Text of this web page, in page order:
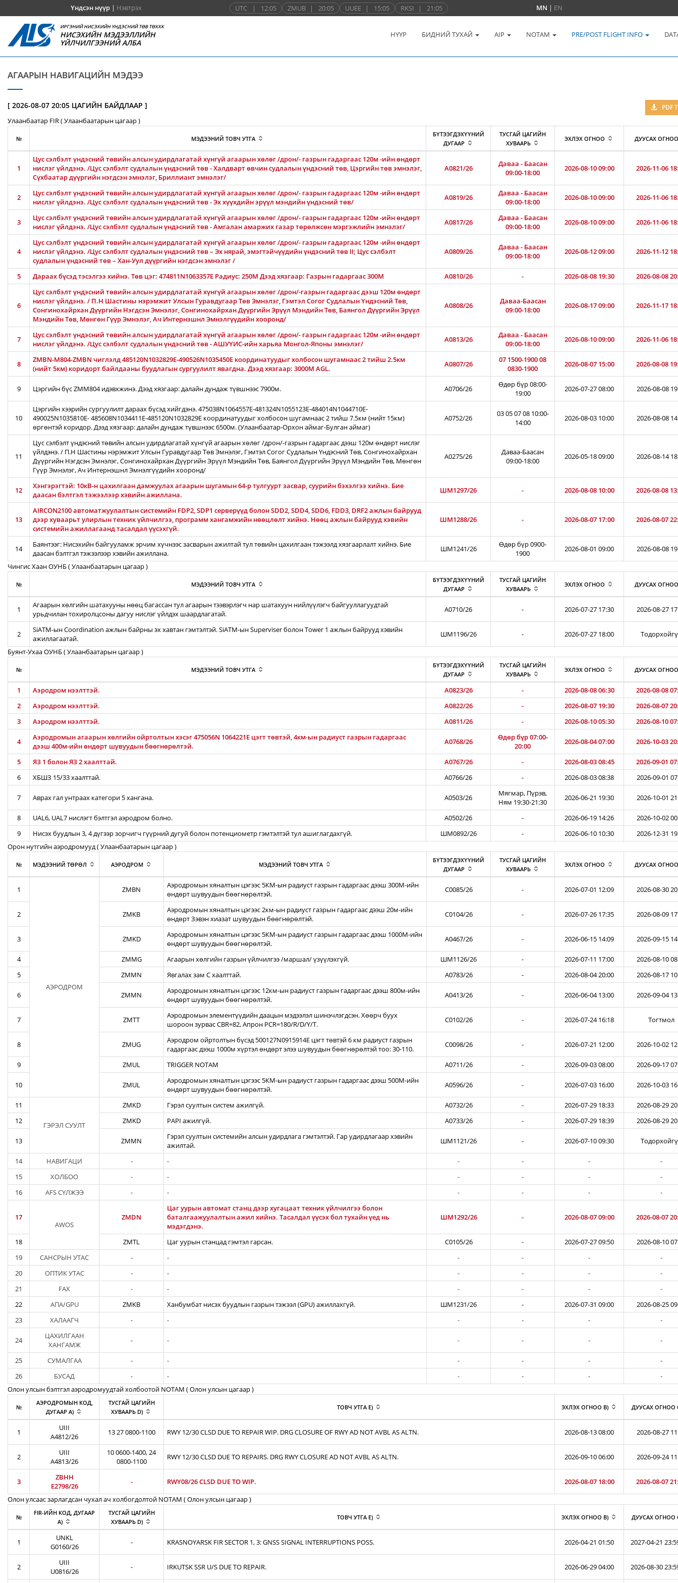
Үндсэн нүүр| Нэвтрэх UTC | 12:05 ZMUB | 20:05 UUEE | 15:05 RKSI | 21:05 MN | EN
ИРГЭНИЙ НИСЭХИЙН ҮНДЭСНИЙ ТӨВ ТӨХХК
НИСЭХИЙН МЭДЭЭЛЛИЙН
ҮЙЛЧИЛГЭЭНИЙ АЛБА
НҮҮР БИДНИЙ ТУХАЙ AIP NOTAM PRE/POST FLIGHT INFO
АГААРЫН НАВИГАЦИЙН МЭДЭЭ
[ 2026-08-07 20:05 ЦАГИЙН БАЙДЛААР ] PDF
Улаанбаатар FIR ( Улаанбаатарын цагаар )
№ МЭДЭЭНИЙ ТОВЧ УТГА
БҮТЭЭГДЭХҮҮНИЙ
ДУГААР
ТУСГАЙ ЦАГИЙН
ХУВААРЬ
ЭХЛЭХ ОГНОО ДУУСАХ ОГНОО
1
Цус сэлбэлт үндэсний төвийн алсын удирдлагатай хүнгүй агаарын хөлөг /дрон/- газрын гадаргаас 120м -ийн өндөрт
нислэг үйлдэнэ. /Цус сэлбэлт судлалын үндэсний төв - Халдварт өвчин судлалын үндэсний төв, Цэргийн төв эмнэлэг,
Сүхбаатар дүүргийн нэгдсэн эмнэлэг, Бриллиант эмнэлэг/
A0821/26
Даваа - Баасан
09:00-18:00
2026-08-10 09:00 2026-11-06
2
Цус сэлбэлт үндэсний төвийн алсын удирдлагатай хүнгүй агаарын хөлөг /дрон/- газрын гадаргаас 120м -ийн өндөрт
нислэг үйлдэнэ. /Цус сэлбэлт судлалын үндэсний төв - Эх хүүхдийн эрүүл мэндийн үндэсний төв/
A0819/26
Даваа - Баасан
09:00-18:00
2026-08-10 09:00 2026-11-06
3
Цус сэлбэлт үндэсний төвийн алсын удирдлагатай хүнгүй агаарын хөлөг /дрон/- газрын гадаргаас 120м -ийн өндөрт
нислэг үйлдэнэ. /Цус сэлбэлт судлалын үндэсний төв - Амгалан амаржих газар төрөлжсөн мэргэжлийн эмнэлэг/
A0817/26
Даваа - Баасан
09:00-18:00
2026-08-10 09:00 2026-11-06
4
Цус сэлбэлт үндэсний төвийн алсын удирдлагатай хүнгүй агаарын хөлөг /дрон/- газрын гадаргаас 120м -ийн өндөрт
нислэг үйлдэнэ. /Цус сэлбэлт судлалын үндэсний төв – Эх нярай, эмэгтэйчүүдийн үндэсний төв II; Цус сэлбэлт
судлалын үндэсний төв – Хан-Уул дүүргийн нэгдсэн эмнэлэг /
A0809/26
Даваа - Баасан
09:00-18:00
2026-08-12 09:00 2026-11-12
5 Дараах бүсэд тэсэлгээ хийнэ. Төв цэг: 474811N1063357E Радиус: 250М Дээд хязгаар: Газрын гадаргаас 300M A0810/26 - 2026-08-08 19:30 2026-08-08
6
Цус сэлбэлт үндэсний төвийн алсын удирдлагатай хүнгүй агаарын хөлөг /дрон/-газрын гадаргаас дээш 120м өндөрт
нислэг үйлдэнэ. / П.Н Шастины нэрэмжит Улсын Гуравдугаар Төв Эмнэлэг, Гэмтэл Согог Судлалын Үндэсний Төв,
Сонгинохайрхан Дүүргийн Нэгдсэн Эмнэлэг, Сонгинохайрхан Дүүргийн Эрүүл Мэндийн Төв, Баянгол Дүүргийн Эрүүл
Мэндийн Төв, Мөнгөн Гүүр Эмнэлэг, Ач Интернэшнл Эмнэлгүүдийн хооронд/
A0808/26
Даваа-Баасан
09:00-18:00
2026-08-17 09:00 2026-11-17
7
Цус сэлбэлт үндэсний төвийн алсын удирдлагатай хүнгүй агаарын хөлөг /дрон/- газрын гадаргаас 120м -ийн өндөрт
нислэг үйлдэнэ. /Цус сэлбэлт судлалын үндэсний төв - АШУҮИС-ийн харьяа Монгол-Японы эмнэлэг/
A0813/26
Даваа - Баасан
09:00-18:00
2026-08-10 09:00 2026-11-06
8
ZMBN-M804-ZMBN чиглэлд 485120N1032829E-490526N1035450E координатуудыг холбосон шугамнаас 2 тийш 2.5км
(нийт 5км) коридорт байлдааны буудлагын сургуулилт явагдна. Дээд хязгаар: 3000М AGL.
A0807/26
07 1500-1900 08
0830-1900
2026-08-07 15:00 2026-08-08
9 Цэргийн бүс ZMM804 идэвхжинэ. Дээд хязгаар: далайн дундаж түвшнээс 7900м. A0706/26
Өдөр бүр 08:00-
19:00
2026-07-27 08:00 2026-08-08
10
Цэргийн хээрийн сургуулилт дараах бүсэд хийгдэнэ. 475038N1064557E-481324N1055123E-484014N1044710E-
490025N1035810E- 485608N1034411E-485120N1032829E координатуудыг холбосон шугамнаас 2 тийш 7.5км (нийт 15км)
өргөнтэй коридор. Дээд хязгаар: далайн дундаж түвшнээс 6500м. (Улаанбаатар-Орхон аймаг-Булган аймаг)
A0752/26
03 05 07 08 10:00-
14:00
2026-08-03 10:00 2026-08-08
11
Цус сэлбэлт үндэсний төвийн алсын удирдлагатай хүнгүй агаарын хөлөг /дрон/-газрын гадаргаас дээш 120м өндөрт нислэг
үйлдэнэ. / П.Н Шастины нэрэмжит Улсын Гуравдугаар Төв Эмнэлэг, Гэмтэл Согог Судлалын Үндэсний Төв, Сонгинохайрхан
Дүүргийн Нэгдсэн Эмнэлэг, Сонгинохайрхан Дүүргийн Эрүүл Мэндийн Төв, Баянгол Дүүргийн Эрүүл Мэндийн Төв, Мөнгөн
Гүүр Эмнэлэг, Ач Интернэшнл Эмнэлгүүдийн хооронд/
A0275/26
Даваа-Баасан
09:00-18:00
2026-05-18 09:00 2026-08-14
12
Хэнгэрэгтэй: 10кВ-н цахилгаан дамжуулах агаарын шугамын 64-р тулгуурт засвар, суурийн бэхэлгээ хийнэ. Бие
даасан бэлтгэл тэжээлээр хэвийн ажиллана.
ШМ1297/26 - 2026-08-08 10:00 2026-08-08
13
AIRCON2100 автоматжуулалтын системийн FDP2, SDP1 серверүүд болон SDD2, SDD4, SDD6, FDD3, DRF2 ажлын байрууд
дээр хуваарьт улирлын техник үйлчилгээ, программ хангамжийн нөөцлөлт хийнэ. Нөөц ажлын байрууд хэвийн
системийн ажиллагаанд тасалдал үүсэхгүй.
ШМ1288/26 - 2026-08-07 17:00 2026-08-07
14
Баянтээг: Нисэхийн байгууламж эрчим хүчнээс засварын ажилтай тул төвийн цахилгаан тэжээлд хязгаарлалт хийнэ. Бие
даасан бэлтгэл тэжээлээр хэвийн ажиллана.
ШМ1241/26
Өдөр бүр 0900-
1900
2026-08-01 09:00
2026-08-08
Чингис Хаан ОУНБ ( Улаанбаатарын цагаар )
№ МЭДЭЭНИЙ ТОВЧ УТГА
БҮТЭЭГДЭХҮҮНИЙ
ДУГААР
ТУСГАЙ ЦАГИЙН
ХУВААРЬ
ЭХЛЭХ ОГНОО ДУУСАХ ОГНОО
1
Агаарын хөлгийн шатахууны нөөц багассан тул агаарын тээвэрлэгч нар шатахуун нийлүүлэгч байгууллагуудтай
урьдчилан тохиролцсоны дагуу нислэг үйлдэх шаардлагатай.
A0710/26 - 2026-07-27 17:30 2026-08-27
2
SiATM-ын Coordination ажлын байрны эх хавтан гэмтэлтэй. SiATM-ын Superviser болон Tower 1 ажлын байрууд хэвийн
ажиллагаатай.
ШМ1196/26 - 2026-07-27 18:00
Буянт-Ухаа ОУНБ ( Улаанбаатарын цагаар )
№ МЭДЭЭНИЙ ТОВЧ УТГА
БҮТЭЭГДЭХҮҮНИЙ
ДУГААР
ТУСГАЙ ЦАГИЙН
ХУВААРЬ
ЭХЛЭХ ОГНОО ДУУСАХ ОГНОО
1 Аэродром нээлттэй. A0823/26 - 2026-08-08 06:30
2026-08-08
2
Аэродром нээлттэй. A0822/26 - 2026-08-07 19:30
2026-08-07
3
Аэродром нээлттэй. A0811/26 - 2026-08-10 05:30 2026-08-10
4
Аэродромын агаарын хөлгийн ойртолтын хэсэг 475056N 1064221E цэгт төвтэй, 4км-ын радиуст газрын гадаргаас
дээш 400м-ийн өндөрт шувуудын бөөгнөрөлтэй.
A0768/26
Өдөр бүр 07:00-
20:00
2026-08-04 07:00 2026-10-03
5 ЯЗ 1 болон ЯЗ 2 хаалттай. A0767/26 - 2026-08-03 08:45
2026-09-01
6
ХБШЗ 15/33 хаалттай. A0766/26 - 2026-08-03 08:38 2026-09-01
7 Аврах гал унтраах категори 5 хангана. A0503/26
Мягмар, Пүрэв,
Ням 19:30-21:30
2026-06-21 19:30 2026-10-01
8 UAL6, UAL7 нислэгт бэлтгэл аэродром болно. A0502/26 - 2026-06-19 14:26
2026-10-02
9
Нисэх буудлын 3, 4 дүгээр зорчигч гүүрний дугуй болон потенциометр гэмтэлтэй тул ашиглагдахгүй. ШМ0892/26 - 2026-06-10 10:30
2026-12-31
Орон нутгийн аэродромууд ( Улаанбаатарын цагаар )
№ МЭДЭЭНИЙ ТӨРӨЛ АЭРОДРОМ МЭДЭЭНИЙ ТОВЧ УТГА
БҮТЭЭГДЭХҮҮНИЙ
ДУГААР
ТУСГАЙ ЦАГИЙН
ХУВААРЬ
ЭХЛЭХ ОГНОО ДУУСАХ ОГНОО
1
АЭРОДРОМ
ZMBN
Аэродромын хяналтын цэгээс 5КМ-ын радиуст газрын гадаргаас дээш 300М-ийн
өндөрт шувуудын бөөгнөрөлтэй.
C0085/26 - 2026-07-01 12:09 2026-08-30
2 ZMKB
Аэродромын хяналтын цэгээс 2км-ын радиуст газрын гадаргаас дээш 20м-ийн
өндөрт Зэвэн хиазат шувуудын бөөгнөрөлтэй.
C0104/26 - 2026-07-26 17:35 2026-08-09
3 ZMKD
Аэродромын хяналтын цэгээс 5КМ-ын радиуст газрын гадаргаас дээш 1000М-ийн
өндөрт шувуудын бөөгнөрөлтэй.
A0467/26 - 2026-06-15 14:09 2026-09-15
4 ZMMG Агаарын хөлгийн газрын үйлчилгээ /маршал/ үзүүлэхгүй. ШМ1126/26 - 2026-07-11 17:00
2026-08-10
5
ZMMN Явгалах зам С хаалттай. A0783/26 - 2026-08-04 20:00 2026-08-17
6 ZMMN
Аэродромын хяналтын цэгээс 12км-ын радиуст газрын гадаргаас дээш 800м-ийн
өндөрт шувуудын бөөгнөрөлтэй.
A0413/26 - 2026-06-04 13:00 2026-09-04
7 ZMTT
Аэродромын элементүүдийн даацын мэдээлэл шинэчлэгдсэн. Хөөрч буух
шороон зурвас CBR=82, Апрон PCR=180/R/D/Y/T.
C0102/26 - 2026-07-24 16:18 Тогтмол
8 ZMUG
Аэродром ойртолтын бүсэд 500127N0915914E цэгт төвтэй 6 км радиуст газрын
гадаргаас дээш 1000м хүртэл өндөрт элээ шувуудын бөөгнөрөлтэй тоо: 30-110.
C0098/26 - 2026-07-21 12:00 2026-10-02
9 ZMUL TRIGGER NOTAM A0711/26 - 2026-09-03 08:00 2026-09-17
10 ZMUL
Аэродромын хяналтын цэгээс 5КМ-ын радиуст газрын гадаргаас дээш 500М-ийн
өндөрт шувуудын бөөгнөрөлтэй.
A0596/26 - 2026-07-03 16:00 2026-10-03
11
ГЭРЭЛ СУУЛТ
ZMKD Гэрэл суултын систем ажилгүй. A0732/26 - 2026-07-29 18:33
2026-08-29
12
ZMKD PAPI ажилгүй. A0733/26 - 2026-07-29 18:39 2026-08-29
13 ZMMN
Гэрэл суултын системийн алсын удирдлага гэмтэлтэй. Гар удирдлагаар хэвийн
ажилтай.
ШМ1121/26 - 2026-07-10 09:30
14 НАВИГАЦИ - - - - -
-
15
ХОЛБОО - - - - -
-
16
AFS СҮЛЖЭЭ - - - - - -
17
AWOS
ZMDN
Цаг уурын автомат станц дээр хугацаат техник үйлчилгээ болон
баталгаажуулалтын ажил хийнэ. Тасалдал үүсэх бол тухайн үед нь
мэдэгдэнэ.
ШМ1292/26 - 2026-08-07 09:00 2026-08-07
18 ZMTL Цаг уурын станцад гэмтэл гарсан. C0105/26 - 2026-07-27 09:50
2026-08-10
19
САНСРЫН УТАС - - - - -
-
20
ОПТИК УТАС - - - - -
-
21
FAX - - - - -
-
22
АПА/GPU ZMKB Ханбумбат нисэх буудлын газрын тэжээл (GPU) ажиллахгүй. ШМ1231/26 - 2026-07-31 09:00
2026-08-25
23
ХАЛААГЧ - - - - - -
24
ЦАХИЛГААН
ХАНГАМЖ
- - - - - -
25 СУМАЛГАА - - - - -
-
26
БУСАД - - - - -
-
Олон улсын бэлтгэл аэродромуудтай холбоотой NOTAM ( Oлон улсын цагаар )
№
АЭРОДРОМЫН КОД,
ДУГААР A)
ТУСГАЙ ЦАГИЙН
ХУВААРЬ D)
ТОВЧ УТГА E) ЭХЛЭХ ОГНОО B) ДУУСАХ ОГНОО
1
UIII
A4812/26
13 27 0800-1100 RWY 12/30 CLSD DUE TO REPAIR WIP. DRG CLOSURE OF RWY AD NOT AVBL AS ALTN. 2026-08-13 08:00 2026-08-27
2
UIII
A4813/26
10 0600-1400, 24
0800-1100
RWY 12/30 CLSD DUE TO REPAIRS. DRG RWY CLOSURE AD NOT AVBL AS ALTN. 2026-09-10 06:00 2026-09-24
3
ZBHH
E2798/26
- RWY08/26 CLSD DUE TO WIP. 2026-08-07 18:00
2026-08-07
Олон улсаас зарлагдсан чухал ач холбогдолтой NOTAM ( Олон улсын цагаар )
№
FIR-ИЙН КОД, ДУГААР
A)
ТУСГАЙ ЦАГИЙН
ХУВААРЬ D)
ТОВЧ УТГА E) ЭХЛЭХ ОГНОО B) ДУУСАХ ОГНОО
1
UNKL
G0160/26
- KRASNOYARSK FIR SECTOR 1, 3: GNSS SIGNAL INTERRUPTIONS POSS. 2026-04-21 01:50 2027-04-21
2
UIII
U0816/26
- IRKUTSK SSR U/S DUE TO REPAIR. 2026-06-29 04:00 2026-08-30